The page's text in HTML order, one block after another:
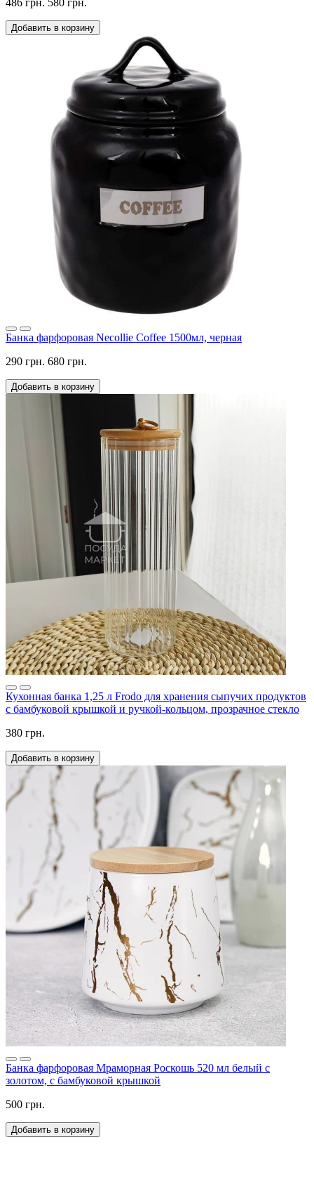
486 грн. 580 грн.
Добавить в корзину
Банка фарфоровая Necollie Coffee 1500мл, черная
290 грн. 680 грн.
Добавить в корзину
Кухонная банка 1,25 л Frodo для хранения сыпучих продуктов
с бамбуковой крышкой и ручкой-кольцом, прозрачное стекло
380 грн.
Добавить в корзину
Банка фарфоровая Мраморная Роскошь 520 мл белый с
золотом, с бамбуковой крышкой
500 грн.
Добавить в корзину